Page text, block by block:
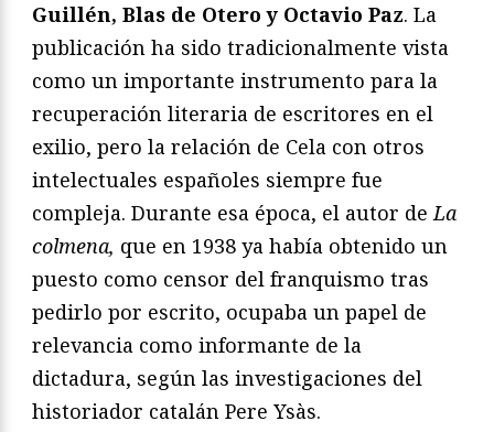
Guillén, Blas de Otero y Octavio Paz. La
publicación ha sido tradicionalmente vista
como un importante instrumento para la
recuperación literaria de escritores en el
exilio, pero la relación de Cela con otros
intelectuales españoles siempre fue
compleja. Durante esa época, el autor deLa
colmena, que en 1938 ya había obtenido un
puesto como censor del franquismo tras
pedirlo por escrito, ocupaba un papel de
relevancia como informante de la
dictadura, según las investigaciones del
historiador catalán Pere Ysàs.